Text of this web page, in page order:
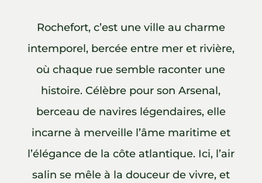
Rochefort, c’est une ville au charme
intemporel, bercée entre mer et rivière,
où chaque rue semble raconter une
histoire. Célèbre pour son Arsenal,
berceau de navires légendaires, elle
incarne à merveille l’âme maritime et
l’élégance de la côte atlantique. Ici, l’air
salin se mêle à la douceur de vivre, et